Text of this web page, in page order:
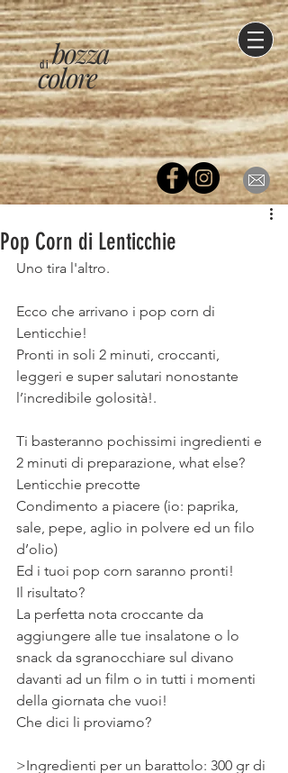
di
colore
bozza
Pop Corn di Lenticchie
Uno tira l'altro.
Ecco che arrivano i pop corn di
Lenticchie!
Pronti in soli 2 minuti, croccanti,
leggeri e super salutari nonostante
l’incredibile golosità!.
Ti basteranno pochissimi ingredienti e
2 minuti di preparazione, what else?
Lenticchie precotte
Condimento a piacere (io: paprika,
sale, pepe, aglio in polvere ed un filo
d’olio)
Ed i tuoi pop corn saranno pronti!
Il risultato?
La perfetta nota croccante da
aggiungere alle tue insalatone o lo
snack da sgranocchiare sul divano
davanti ad un film o in tutti i momenti
della giornata che vuoi!
Che dici li proviamo?
>Ingredienti per un barattolo: 300 gr di